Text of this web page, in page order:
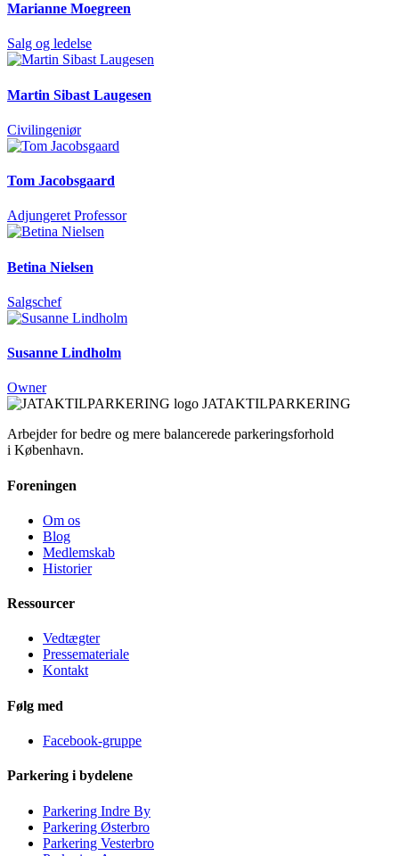
Marianne Moegreen
Salg og ledelse
Martin Sibast Laugesen
Civilingeniør
Tom Jacobsgaard
Adjungeret Professor
Betina Nielsen
Salgschef
Susanne Lindholm
Owner
JATAKTILPARKERING
Arbejder for bedre og mere balancerede parkeringsforhold
i København.
Foreningen
Om os
Blog
Medlemskab
Historier
Ressourcer
Vedtægter
Pressemateriale
Kontakt
Følg med
Facebook-gruppe
Parkering i bydelene
Parkering Indre By
Parkering Østerbro
Parkering Vesterbro